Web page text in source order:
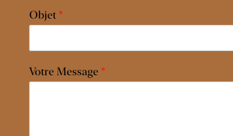
Objet *
Votre Message *